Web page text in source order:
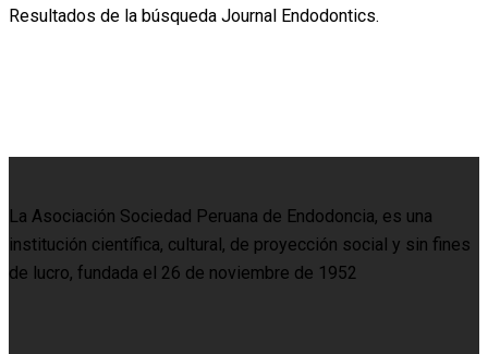
Resultados de la búsqueda Journal Endodontics.
La Asociación Sociedad Peruana de Endodoncia, es una
institución científica, cultural, de proyección social y sin fines
de lucro, fundada el 26 de noviembre de 1952